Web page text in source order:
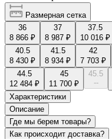
Размерная сетка
36
8 866 ₽
37
8 987 ₽
37.5
10 016 ₽
40.5
8 430 ₽
41.5
8 934 ₽
42
7 703 ₽
44.5
12 484 ₽
45
11 700 ₽
45.5
--
Характеристики
Описание
Где мы берем товары?
Как происходит доставка?